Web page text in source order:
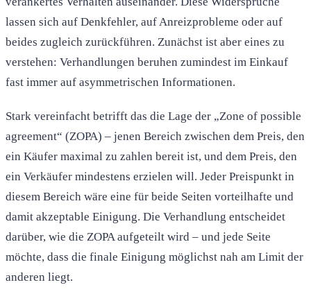
lassen sich auf Denkfehler, auf Anreizprobleme oder auf
beides zugleich zurückführen. Zunächst ist aber eines zu
verstehen: Verhandlungen beruhen zumindest im Einkauf
fast immer auf asymmetrischen Informationen.
Stark vereinfacht betrifft das die Lage der „Zone of possible
agreement“ (ZOPA) – jenen Bereich zwischen dem Preis, den
ein Käufer maximal zu zahlen bereit ist, und dem Preis, den
ein Verkäufer mindestens erzielen will. Jeder Preispunkt in
diesem Bereich wäre eine für beide Seiten vorteilhafte und
damit akzeptable Einigung. Die Verhandlung entscheidet
darüber, wie die ZOPA aufgeteilt wird – und jede Seite
möchte, dass die finale Einigung möglichst nah am Limit der
anderen liegt.